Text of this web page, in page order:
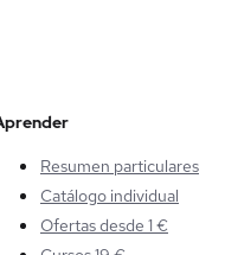
Resumen particulares
Catálogo individual
Ofertas desde 1 €